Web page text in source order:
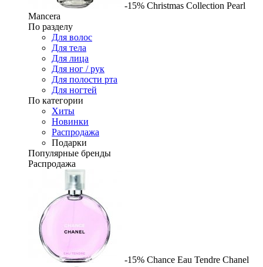
-15% Christmas Collection Pearl
Mancera
По разделу
Для волос
Для тела
Для лица
Для ног / рук
Для полости рта
Для ногтей
По категории
Хиты
Новинки
Распродажа
Подарки
Популярные бренды
Распродажа
-15% Chance Eau Tendre Chanel